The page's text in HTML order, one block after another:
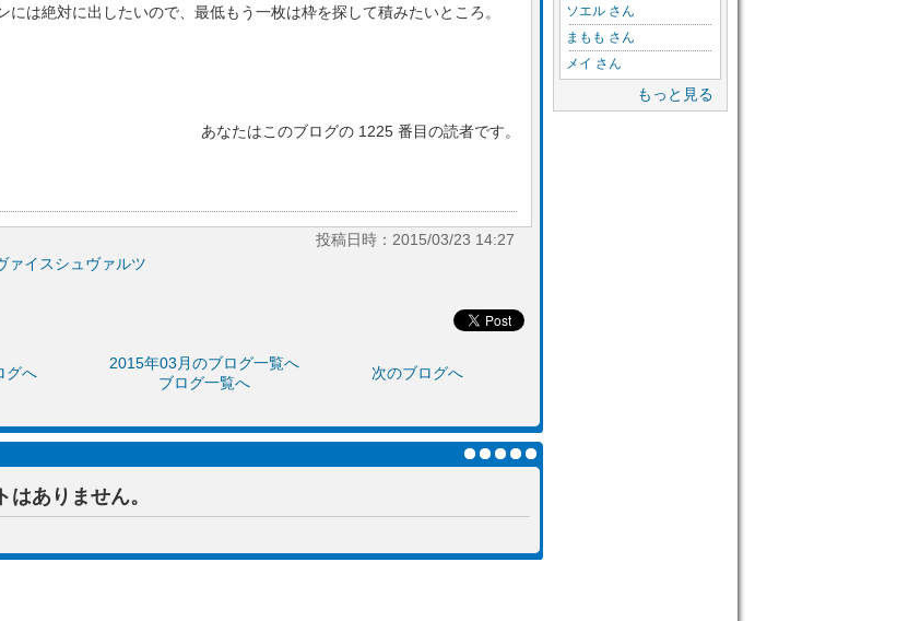
ソエル さん
まもも さん
メイ さん
もっと見る
には絶対に出したいので、最低もう一枚は枠を探して積みたいところ。
あなたはこのブログの 1225 番目の読者です。
投稿日時：2015/03/23 14:27
ァイスシュヴァルツ
グへ
2015年03月のブログ一覧へ
ブログ一覧へ
次のブログへ
はありません。